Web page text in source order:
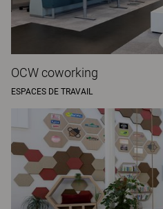
OCW coworking
ESPACES DE TRAVAIL